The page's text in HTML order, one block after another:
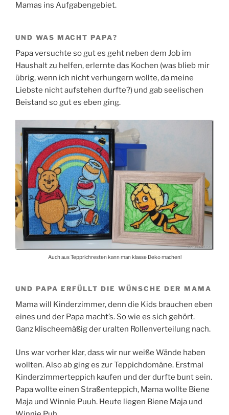
Mamas ins Aufgabengebiet.
UND WAS MACHT PAPA?
Papa versuchte so gut es geht neben dem Job im
Haushalt zu helfen, erlernte das Kochen (was blieb mir
übrig, wenn ich nicht verhungern wollte, da meine
Liebste nicht aufstehen durfte?) und gab seelischen
Beistand so gut es eben ging.
Auch aus Tepprichresten kann man klasse Deko machen!
UND PAPA ERFÜLLT DIE WÜNSCHE DER MAMA
Mama will Kinderzimmer, denn die Kids brauchen eben
eines und der Papa macht’s. So wie es sich gehört.
Ganz klischeemäßig der uralten Rollenverteilung nach.
Uns war vorher klar, dass wir nur weiße Wände haben
wollten. Also ab ging es zur Teppichdomäne. Erstmal
Kinderzimmerteppich kaufen und der durfte bunt sein.
Papa wollte einen Straßenteppich, Mama wollte Biene
Maja und Winnie Puuh. Heute liegen Biene Maja und